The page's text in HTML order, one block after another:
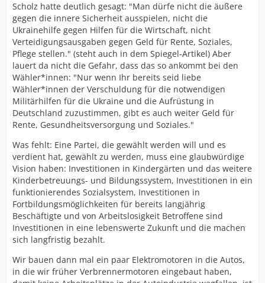
Scholz hatte deutlich gesagt: "Man dürfe nicht die äußere
gegen die innere Sicherheit ausspielen, nicht die
Ukrainehilfe gegen Hilfen für die Wirtschaft, nicht
Verteidigungsausgaben gegen Geld für Rente, Soziales,
Pflege stellen." (steht auch in dem Spiegel-Artikel) Aber
lauert da nicht die Gefahr, dass das so ankommt bei den
Wähler*innen: "Nur wenn Ihr bereits seid liebe
Wähler*innen der Verschuldung für die notwendigen
Militärhilfen für die Ukraine und die Aufrüstung in
Deutschland zuzustimmen, gibt es auch weiter Geld für
Rente, Gesundheitsversorgung und Soziales."
Was fehlt: Eine Partei, die gewählt werden will und es
verdient hat, gewählt zu werden, muss eine glaubwürdige
Vision haben: Investitionen in Kindergärten und das weitere
Kinderbetreuungs- und Bildungssystem, Investitionen in ein
funktionierendes Sozialsystem, Investitionen in
Fortbildungsmöglichkeiten für bereits langjährig
Beschäftigte und von Arbeitslosigkeit Betroffene sind
Investitionen in eine lebenswerte Zukunft und die machen
sich langfristig bezahlt.
Wir bauen dann mal ein paar Elektromotoren in die Autos,
in die wir früher Verbrennermotoren eingebaut haben,